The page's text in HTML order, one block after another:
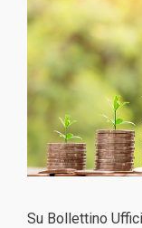
Su Bollettino